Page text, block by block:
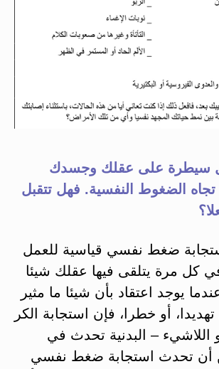
سيطرة على عقلك وجسدك
تجاه الضغوط النفسية. فهل تتقبل
ضغط نفسي قياسية للعمل
كل مرة يتلقى فيها عقلك شيئا
يوجد اعتقاد بأن شيئا ما مثير
أو خطرا، فإن استجابة الكر
اللاشيء – البدنية تحدث في
أن تحدث استجابة ضغط نفسي